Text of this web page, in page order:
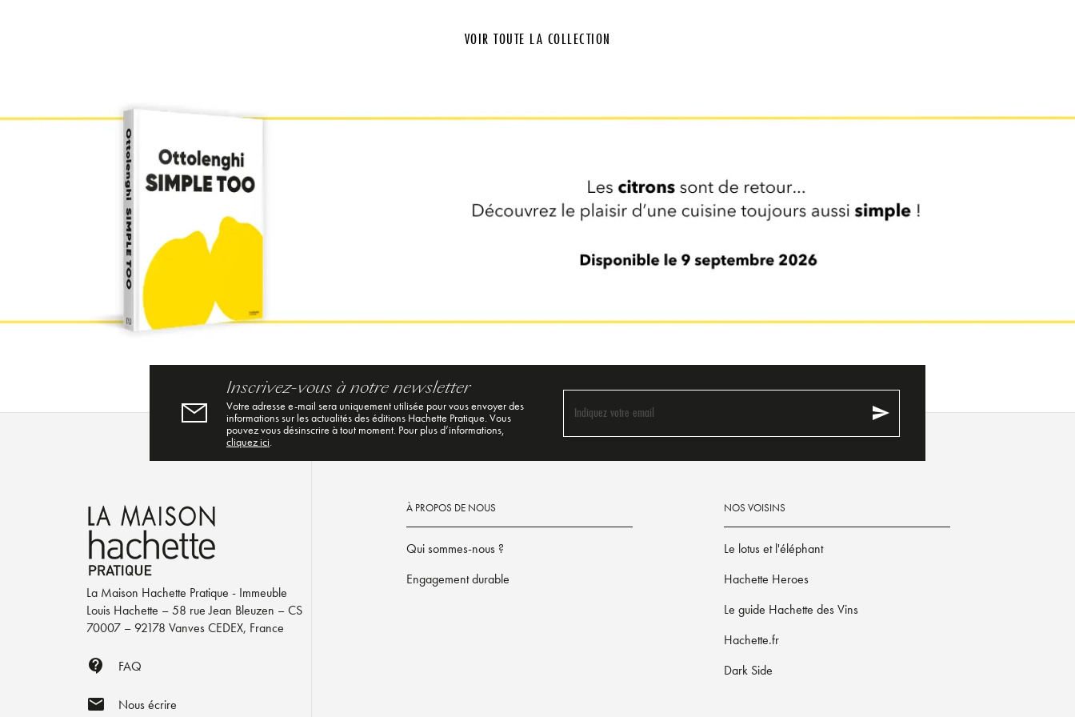
VOIR TOUTE LA COLLECTION
Inscrivez-vous à notre newsletter
Votre adresse e-mail sera uniquement utilisée pour vous envoyer des
informations sur les actualités des éditions Hachette Pratique. Vous
pouvez vous désinscrire à tout moment. Pour plus d’informations,
cliquez ici.
Indiquez votre email send
La Maison Hachette Pratique - Immeuble
Louis Hachette – 58 rue Jean Bleuzen – CS
70007 – 92178 Vanves CEDEX, France
contact_support FAQ
mail Nous écrire
À PROPOS DE NOUS
Qui sommes-nous ?
Engagement durable
NOS VOISINS
Le lotus et l'éléphant
Hachette Heroes
Le guide Hachette des Vins
Hachette.fr
Dark Side